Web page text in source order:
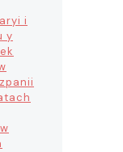
i
y